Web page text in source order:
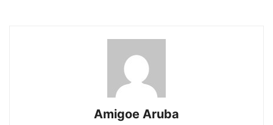
Amigoe Aruba